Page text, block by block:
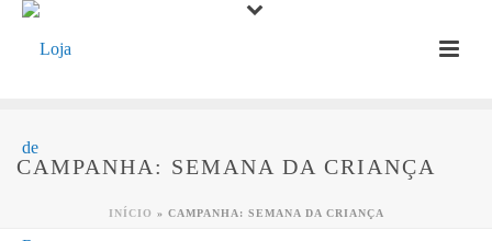
CAMPANHA: SEMANA DA CRIANÇA
INÍCIO » CAMPANHA: SEMANA DA CRIANÇA